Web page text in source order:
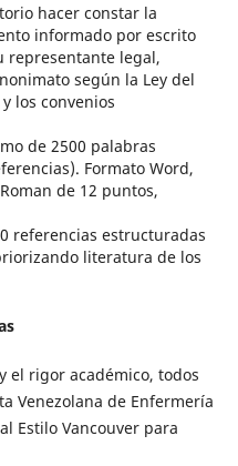
hacer constar la
informado por escrito
representante legal,
según la Ley del
los convenios
de 2500 palabras
Formato Word,
de 12 puntos,
referencias estructuradas
literatura de los
el rigor académico, todos
Venezolana de Enfermería
Estilo Vancouver para